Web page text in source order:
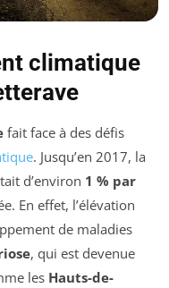
climatique
fait face à des défis
. Jusqu’en 2017, la
d’environ 1 % par
En effet, l’élévation
de maladies
, qui est devenue
les Hauts-de-